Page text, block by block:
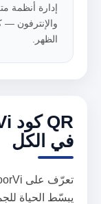
والإنترفون —
الظهر.
في الكل
يبسّط الحياة